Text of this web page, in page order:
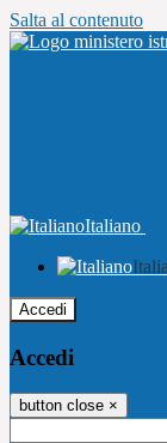
Salta al contenuto
Italiano
Accedi
Accedi
button close ×